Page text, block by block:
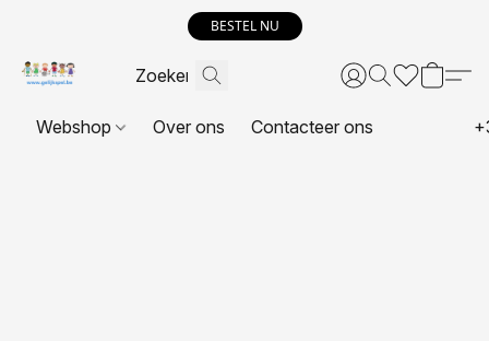
BESTEL NU
Webshop Over ons Contacteer ons